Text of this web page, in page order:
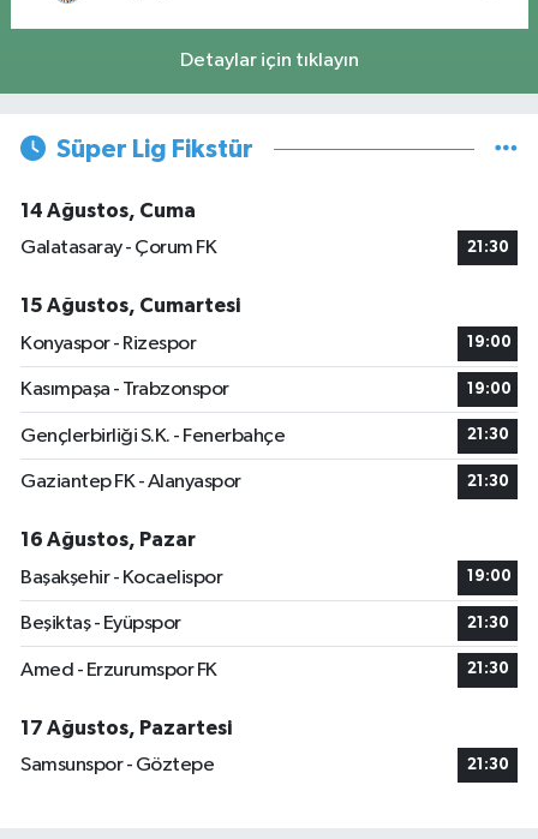
Detaylar için tıklayın
Süper Lig Fikstür
14 Ağustos, Cuma
Galatasaray - Çorum FK
21:30
15 Ağustos, Cumartesi
Konyaspor - Rizespor
19:00
Kasımpaşa - Trabzonspor 19:00
Gençlerbirliği S.K. - Fenerbahçe 21:30
Gaziantep FK - Alanyaspor 21:30
16 Ağustos, Pazar
Başakşehir - Kocaelispor
19:00
Beşiktaş - Eyüpspor 21:30
Amed - Erzurumspor FK 21:30
17 Ağustos, Pazartesi
Samsunspor - Göztepe
21:30